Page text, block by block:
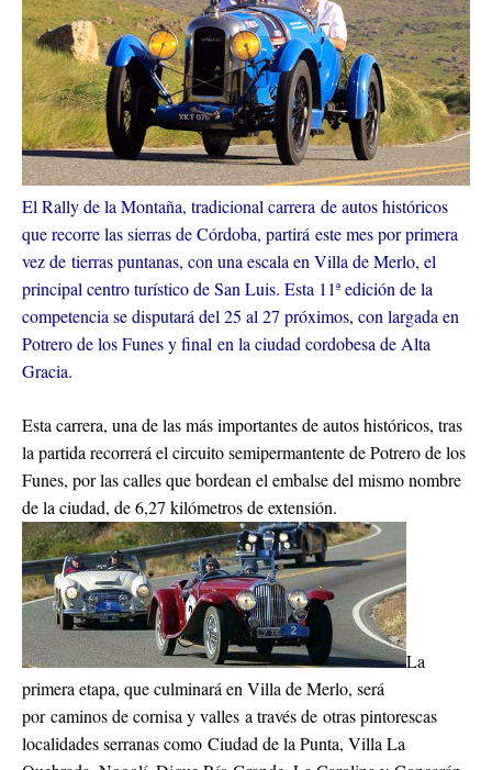
El Rally de la Montaña, tradicional carrera de autos históricos
que recorre las sierras de Córdoba, partirá este mes por primera
vez de tierras puntanas, con una escala en Villa de Merlo, el
principal centro turístico de San Luis. Esta 11ª edición de la
competencia se disputará del 25 al 27 próximos, con largada en
Potrero de los Funes y final en la ciudad cordobesa de Alta
Gracia.
Esta carrera, una de las más importantes de autos históricos, tras
la partida recorrerá el circuito semipermantente de Potrero de los
Funes, por las calles que bordean el embalse del mismo nombre
de la ciudad, de 6,27 kilómetros de extensión.
La
primera etapa, que culminará en Villa de Merlo, será
por caminos de cornisa y valles a través de otras pintorescas
localidades serranas como Ciudad de la Punta, Villa La